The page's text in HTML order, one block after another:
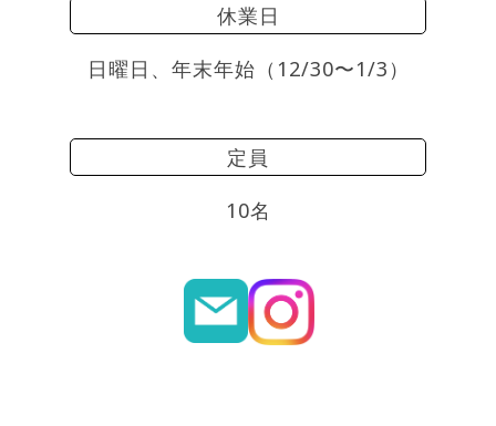
休業日
日曜日、年末年始（12/30〜1/3）
定員
10名